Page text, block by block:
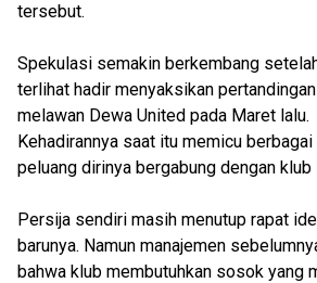
tersebut.
Spekulasi semakin berkembang
terlihat hadir menyaksikan
melawan Dewa United pada Maret lalu.
Kehadirannya saat itu memicu
peluang dirinya bergabung dengan klub
Persija sendiri masih menutup rapat
barunya. Namun manajemen
bahwa klub membutuhkan sosok yang